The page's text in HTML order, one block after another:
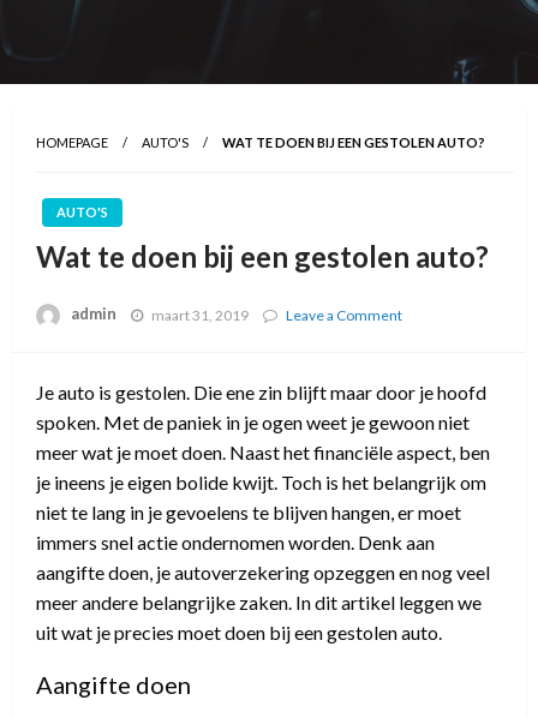
HOMEPAGE AUTO'S WAT TE DOEN BIJ EEN GESTOLEN AUTO?
AUTO'S
Wat te doen bij een gestolen auto?
admin maart 31, 2019 Leave a Comment
bij
een
gestolen
auto?
Je auto is gestolen. Die ene zin blijft maar door je hoofd
spoken. Met de paniek in je ogen weet je gewoon niet
meer wat je moet doen. Naast het financiële aspect, ben
je ineens je eigen bolide kwijt. Toch is het belangrijk om
niet te lang in je gevoelens te blijven hangen, er moet
immers snel actie ondernomen worden. Denk aan
aangifte doen, je autoverzekering opzeggen en nog veel
meer andere belangrijke zaken. In dit artikel leggen we
uit wat je precies moet doen bij een gestolen auto.
Aangifte doen